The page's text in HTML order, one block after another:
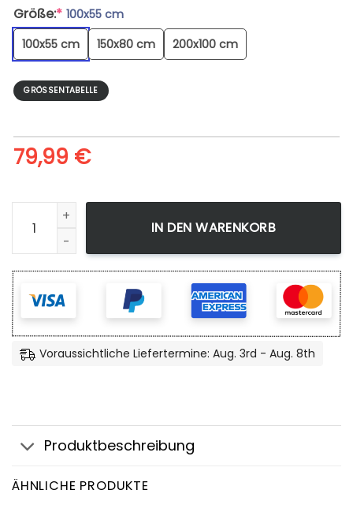
Größe:* 100x55 cm
100x55 cm
150x80 cm 200x100 cm
GRÖSSENTABELLE
79,99 €
Leinwandbild Anime One Piece Roronoa Zoro 8 Wandbilder
IN DEN WARENKORB
Voraussichtliche Liefertermine: Aug. 3rd - Aug. 8th
Produktbeschreibung
ÄHNLICHE PRODUKTE